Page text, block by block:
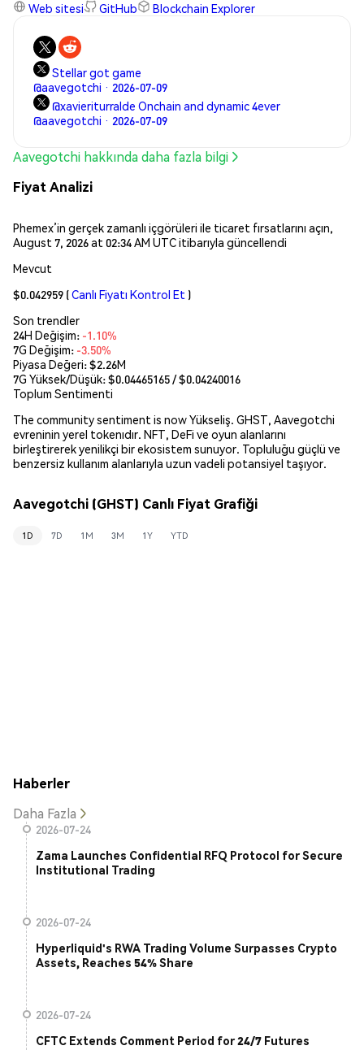
Web sitesi GitHub Blockchain Explorer
Stellar got game
@aavegotchi · 2026-07-09
@xavieriturralde Onchain and dynamic 4ever
@aavegotchi · 2026-07-09
Aavegotchi hakkında daha fazla bilgi
Fiyat Analizi
Phemex’in gerçek zamanlı içgörüleri ile ticaret fırsatlarını açın,
August 7, 2026 at 02:34 AM UTC itibarıyla güncellendi
Mevcut
$0.042959 (Canlı Fiyatı Kontrol Et )
Son trendler
24H Değişim: -1.10%
7G Değişim: -3.50%
Piyasa Değeri:$2.26M
7G Yüksek/Düşük: $0.04465165/ $0.04240016
Toplum Sentimenti
The community sentiment is now Yükseliş. GHST, Aavegotchi
evreninin yerel tokenıdır. NFT, DeFi ve oyun alanlarını
birleştirerek yenilikçi bir ekosistem sunuyor. Topluluğu güçlü ve
benzersiz kullanım alanlarıyla uzun vadeli potansiyel taşıyor.
Aavegotchi (GHST) Canlı Fiyat Grafiği
1D 7D 1M 3M 1Y YTD
Haberler
Daha Fazla
2026-07-24
Zama Launches Confidential RFQ Protocol for Secure
Institutional Trading
2026-07-24
Hyperliquid's RWA Trading Volume Surpasses Crypto
Assets, Reaches 54% Share
2026-07-24
CFTC Extends Comment Period for 24/7 Futures